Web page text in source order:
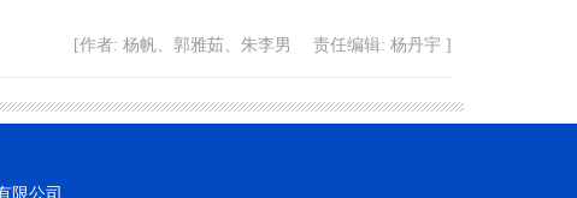
[作者: 杨帆、郭雅茹、朱李男 责任编辑: 杨丹宇 ]
限公司